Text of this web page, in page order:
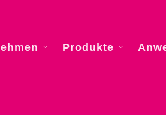
Produkte